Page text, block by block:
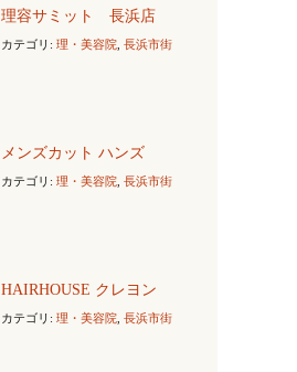
理容サミット 長浜店
カテゴリ: 理・美容院 長浜市街
メンズカット ハンズ
カテゴリ: 理・美容院 長浜市街
HAIRHOUSE クレヨン
カテゴリ: 理・美容院 長浜市街